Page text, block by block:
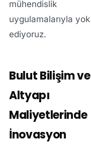
mühendislik
uygulamalarıyla yok
ediyoruz.
Bulut Bilişim ve
Altyapı
Maliyetlerinde
İnovasyon